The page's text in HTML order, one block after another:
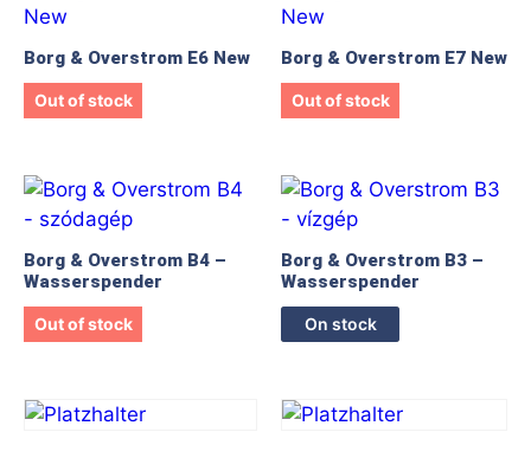
Borg & Overstrom E6 New
Out of stock
Borg & Overstrom E7 New
Out of stock
Borg & Overstrom B4 –
Wasserspender
Out of stock
Borg & Overstrom B3 –
Wasserspender
On stock